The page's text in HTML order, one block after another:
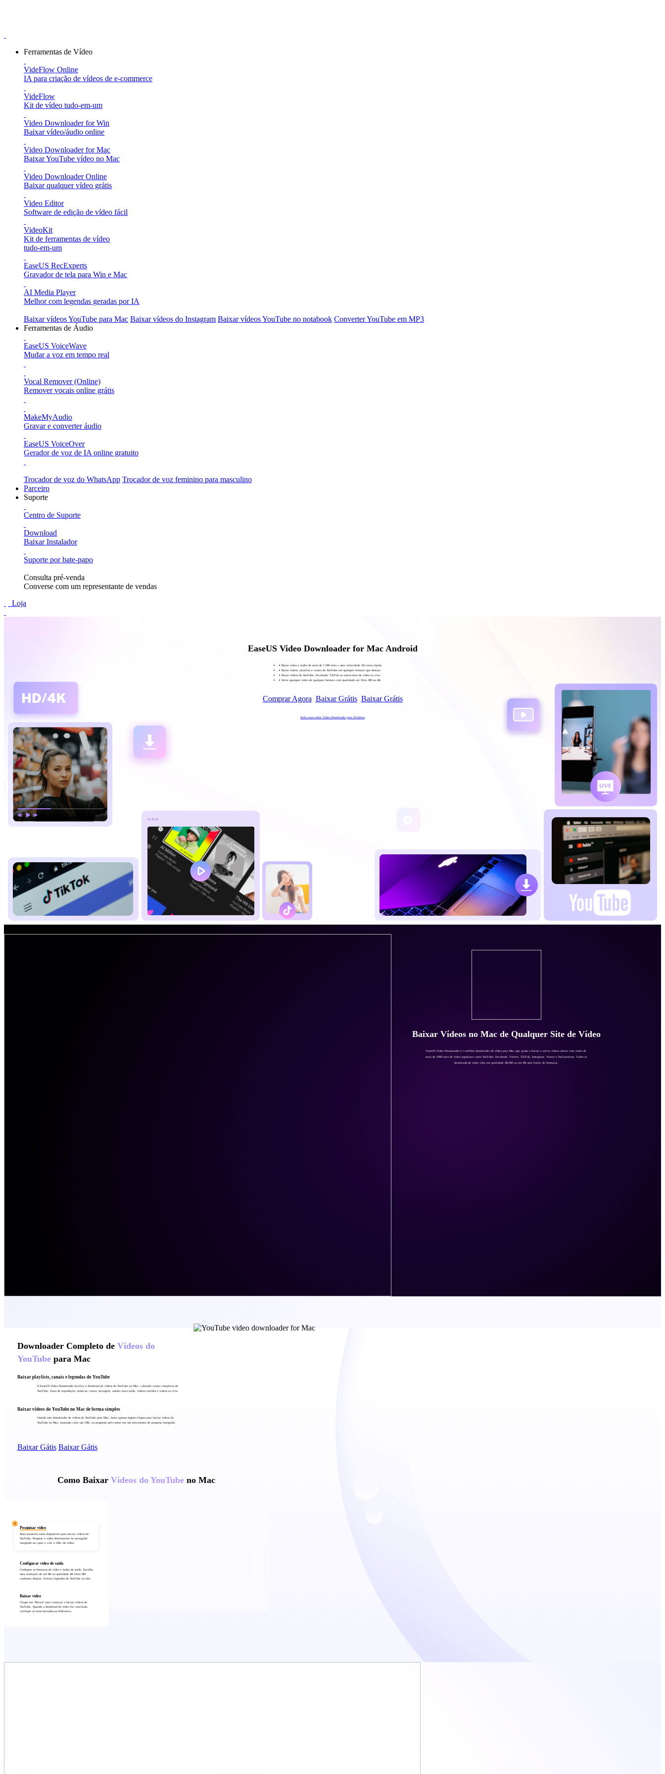
Ferramentas de Vídeo
VideFlow Online
IA para criação de vídeos de e-commerce
VideFlow
Kit de vídeo tudo-em-um
Video Downloader for Win
Baixar vídeo/áudio online
Video Downloader for Mac
Baixar YouTube vídeo no Mac
Video Downloader Online
Baixar qualquer vídeo grátis
Video Editor
Software de edição de vídeo fácil
VideoKit
Kit de ferramentas de vídeo
tudo-em-um
EaseUS RecExperts
Gravador de tela para Win e Mac
AI Media Player
Melhor com legendas geradas por IA
Baixar vídeos YouTube para Mac Baixar vídeos do Instagram Baixar vídeos YouTube no notabook Converter YouTube em MP3
Ferramentas de Áudio
EaseUS VoiceWave
Mudar a voz em tempo real
Vocal Remover (Online)
Remover vocais online grátis
MakeMyAudio
Gravar e converter áudio
EaseUS VoiceOver
Gerador de voz de IA online gratuito
Trocador de voz do WhatsApp Trocador de voz feminino para masculino
Parceiro
Suporte
Centro de Suporte
Download
Baixar Instalador
Suporte por bate-papo
Consulta pré-venda
Converse com um representante de vendas
Loja
EaseUS Video Downloader for Mac Android
Baixe vídeo e áudio de mais de 1.000 sites a uma velocidade 30x mais rápida.
Baixe vídeos, playlists e canais do YouTube em qualquer formato que desejar.
Baixe vídeos do YouTube, Facebook, TikTok ou outros sites de vídeo ao vivo.
Salve qualquer vídeo de qualquer formato com qualidade até Ultra HD ou 4K.
Comprar Agora Baixar Grátis Baixar Grátis
Saiba mais sobre Video Downloader para Windows
Baixar Vídeos no Mac de Qualquer Site de Vídeo
EaseUS Video Downloader é o melhor downloader de vídeo para Mac que ajuda a baixar e salvar vídeos online com áudio de
mais de 1000 sites de vídeo populares como YouTube, Facebook, Twitter, TikTok, Instagram, Vimeo e Dailymotion. Todos os
downloads de vídeo vêm em qualidade 4K/HD ou até 8K sem limite de formatos.
Downloader Completo de Vídeos do
YouTubepara Mac
Baixar playlists, canais e legendas do YouTube
O EaseUS Video Downloader facilita o download de vídeos do YouTube no Mac, cobrindo canais completos do
YouTube, listas de reprodução, músicas, curtas, mixagem, assistir mais tarde, vídeos curtidos e vídeos ao vivo.
Baixar vídeos do YouTube no Mac de forma simples
Usando este downloader de vídeos do YouTube para Mac, basta apenas alguns cliques para baixar vídeos do
YouTube no Mac, bastando colar um URL ou pesquisar pelo nome em um mecanismo de pesquisa integrado.
Baixar Gátis Baixar Gátis
Como Baixar Vídeos do YouTubeno Mac
Pesquisar vídeo
1
Duas maneiras estão disponíveis para baixar vídeos do
YouTube. Pesquise o vídeo diretamente no navegador
integrado ou copie e cole o URL do vídeo.
Configurar vídeo de saída
Configure os formatos de vídeo e áudio de saída. Escolha
uma resolução de até 8K ou qualidade 4K Ultra HD
conforme desejar. Extraia legendas do YouTube ou não.
Baixar vídeo
Clique em "Baixar" para começar a baixar vídeos do
YouTube. Quando o download do vídeo for concluído,
verifique os itens baixados na biblioteca.